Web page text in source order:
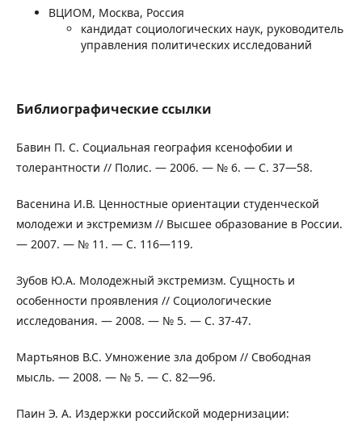
ВЦИОМ, Москва, Россия
кандидат социологических наук, руководитель
управления политических исследований
Библиографические ссылки
Бавин П. С. Социальная география ксенофобии и
толерантности // Полис. — 2006. — № 6. — С. 37—58.
Васенина И.В. Ценностные ориентации студенческой
молодежи и экстремизм // Высшее образование в России.
— 2007. — № 11. — С. 116—119.
Зубов Ю.А. Молодежный экстремизм. Сущность и
особенности проявления // Социологические
исследования. — 2008. — № 5. — С. 37-47.
Мартьянов В.С. Умножение зла добром // Свободная
мысль. — 2008. — № 5. — С. 82—96.
Паин Э. А. Издержки российской модернизации: